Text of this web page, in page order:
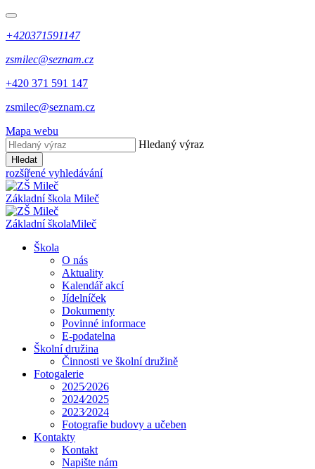
+420371591147
zsmilec@seznam.cz
+420 371 591 147
zsmilec@seznam.cz
Mapa webu
Hledaný výraz
Hledat
rozšířené vyhledávání
Základní škola Mileč
Základní školaMileč
Škola
O nás
Aktuality
Kalendář akcí
Jídelníček
Dokumenty
Povinné informace
E-podatelna
Školní družina
Činnosti ve školní družině
Fotogalerie
2025⁄2026
2024⁄2025
2023⁄2024
Fotografie budovy a učeben
Kontakty
Kontakt
Napište nám